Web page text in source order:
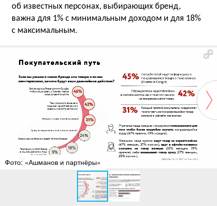
об известных персонах, выбирающих бренд,
важна для 1% c минимальным доходом и для 18%
с максимальным.
Фото: «Ашманов и партнёры»